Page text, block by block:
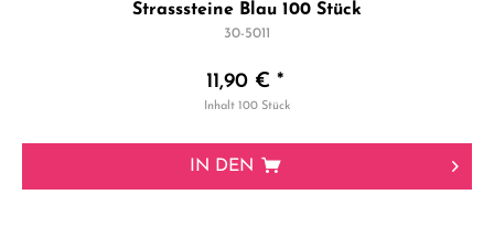
Strasssteine Blau 100 Stück
30-5011
11,90 € *
Inhalt100 Stück
IN DEN